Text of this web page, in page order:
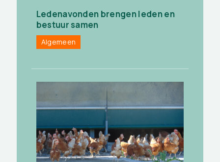
Ledenavonden brengen leden en
bestuur samen
Algemeen